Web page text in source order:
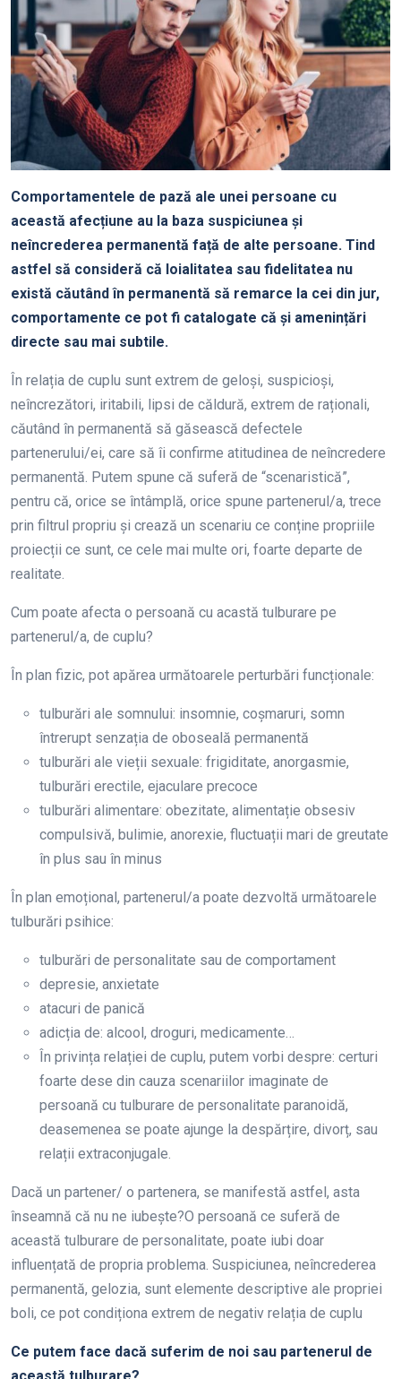
Comportamentele de pază ale unei persoane cu
această afecțiune au la baza suspiciunea și
neîncrederea permanentă față de alte persoane. Tind
astfel să consideră că loialitatea sau fidelitatea nu
există căutând în permanentă să remarce la cei din jur,
comportamente ce pot fi catalogate că și amenințări
directe sau mai subtile.
În relația de cuplu sunt extrem de geloși, suspicioși,
neîncrezători, iritabili, lipsi de căldură, extrem de raționali,
căutând în permanentă să găsească defectele
partenerului/ei, care să îi confirme atitudinea de neîncredere
permanentă. Putem spune că suferă de “scenaristică”,
pentru că, orice se întâmplă, orice spune partenerul/a, trece
prin filtrul propriu și crează un scenariu ce conține propriile
proiecții ce sunt, ce cele mai multe ori, foarte departe de
realitate.
Cum poate afecta o persoană cu acastă tulburare pe
partenerul/a, de cuplu?
În plan fizic, pot apărea următoarele perturbări funcționale:
tulburări ale somnului: insomnie, coșmaruri, somn
întrerupt senzația de oboseală permanentă
tulburări ale vieții sexuale: frigiditate, anorgasmie,
tulburări erectile, ejaculare precoce
tulburări alimentare: obezitate, alimentație obsesiv
compulsivă, bulimie, anorexie, fluctuații mari de greutate
în plus sau în minus
În plan emoțional, partenerul/a poate dezvoltă următoarele
tulburări psihice:
tulburări de personalitate sau de comportament
depresie, anxietate
atacuri de panică
adicția de: alcool, droguri, medicamente…
În privința relației de cuplu, putem vorbi despre: certuri
foarte dese din cauza scenariilor imaginate de
persoană cu tulburare de personalitate paranoidă,
deasemenea se poate ajunge la despărțire, divorț, sau
relații extraconjugale.
Dacă un partener/ o partenera, se manifestă astfel, asta
înseamnă că nu ne iubește?O persoană ce suferă de
această tulburare de personalitate, poate iubi doar
influențată de propria problema. Suspiciunea, neîncrederea
permanentă, gelozia, sunt elemente descriptive ale propriei
boli, ce pot condiționa extrem de negativ relația de cuplu
Ce putem face dacă suferim de noi sau partenerul de
această tulburare?